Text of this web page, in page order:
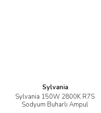
Sylvania
Sylvania 150W 2800K R7S
Sodyum Buharlı Ampul